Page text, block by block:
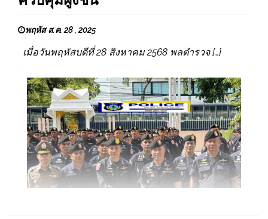
พฤหัส ส.ค. 28 , 2025
เมื่อวันพฤหัสบดีที่ 28 สิงหาคม 2568 พลตำรวจ […]